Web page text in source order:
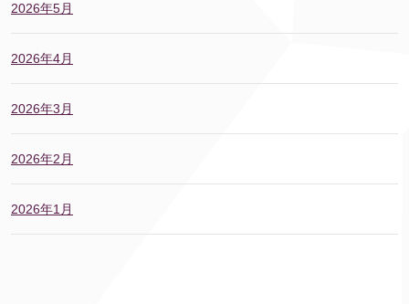
2026年5月
2026年4月
2026年3月
2026年2月
2026年1月